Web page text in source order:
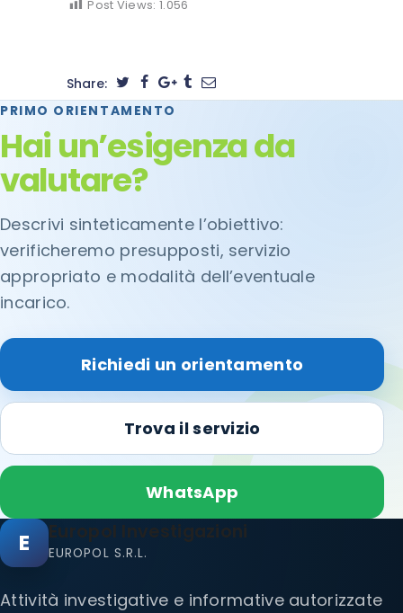
Post Views: 1.056
Share:
PRIMO ORIENTAMENTO
Hai un’esigenza da
valutare?
Descrivi sinteticamente l’obiettivo:
verificheremo presupposti, servizio
appropriato e modalità dell’eventuale
incarico.
Richiedi un orientamento
Trova il servizio
WhatsApp
E Europol Investigazioni
EUROPOL S.R.L.
Attività investigative e informative autorizzate